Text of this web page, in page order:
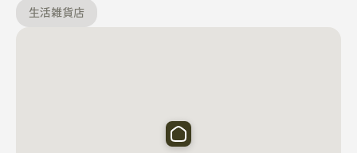
びリモデリングで臨時空間が必要な方、旅行に来られた
方、南ソウル大学校の学生および教職員の方々、皆歓迎
駅まで自家用車で25分の距離です。
- 団地の前にバス停があり、便利に移動できます。
生活雑貨店